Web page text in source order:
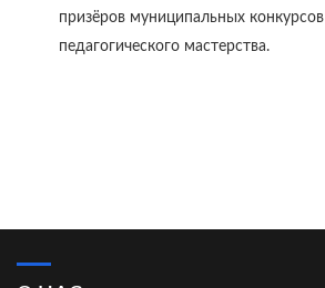
призёров муниципальных конкурсов
педагогического мастерства.